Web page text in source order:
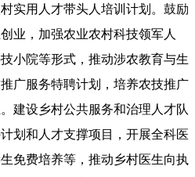
实用人才带头人培训计划。鼓励
业，加强农业农村科技领军人
小院等形式，推动涉农教育与生
广服务特聘计划，培养农技推广
建设乡村公共服务和治理人才队
划和人才支撑项目，开展全科医
免费培养等，推动乡村医生向执